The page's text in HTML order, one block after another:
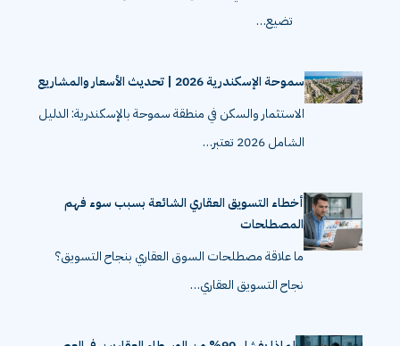
تضيع…
سموحة الإسكندرية 2026 | تحديث الأسعار والمشاريع
الاستثمار والسكن في منطقة سموحة بالإسكندرية: الدليل
الشامل 2026 تعتبر…
أخطاء التسويق العقاري الشائعة بسبب سوء فهم
المصطلحات
ما علاقة مصطلحات السوق العقاري بنجاح التسويق؟
نجاح التسويق العقاري…